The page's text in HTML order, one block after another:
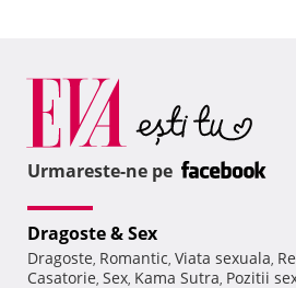
Urmareste-ne pe
Dragoste & Sex
Dragoste, Romantic, Viata sexuala,
Casatorie, Sex, Kama Sutra, Pozitii